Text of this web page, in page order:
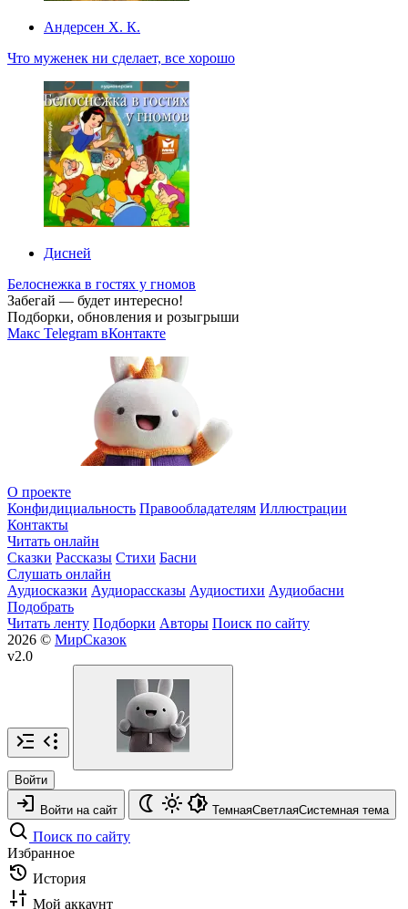
Андерсен Х. К.
Что муженек ни сделает, все хорошо
Дисней
Белоснежка в гостях у гномов
Забегай — будет интересно!
Подборки, обновления и розыгрыши
Макс Telegram вКонтакте
О проекте
Конфидициальность Правообладателям Иллюстрации
Контакты
Читать онлайн
Сказки Рассказы Стихи Басни
Слушать онлайн
Аудиосказки Аудиорассказы Аудиостихи Аудиобасни
Подобрать
Читать ленту Подборки Авторы Поиск по сайту
2026 © МирСказок
v2.0
Войти
Войти на сайт ТемнаяСветлаяСистемная тема
Поиск по сайту
Избранное
История
Мой аккаунт